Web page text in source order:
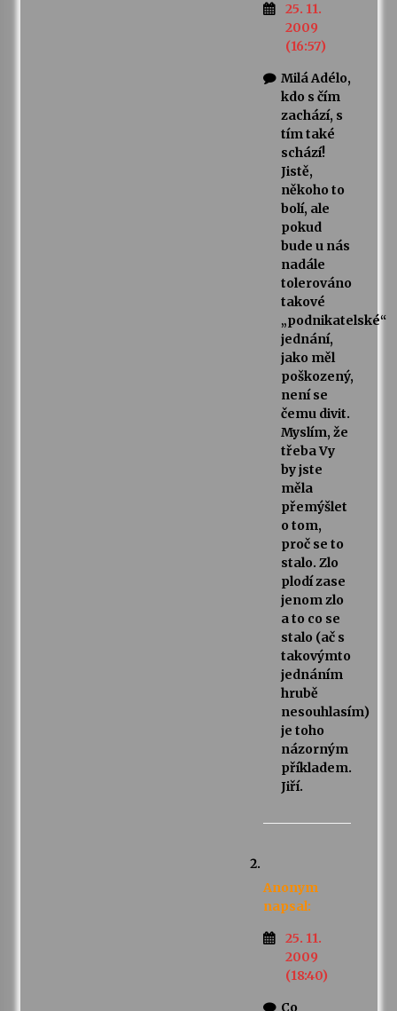
25. 11.
2009
(16:57)
Milá Adélo,
kdo s čím
zachází, s
tím také
schází!
Jistě,
někoho to
bolí, ale
pokud
bude u nás
nadále
tolerováno
takové
„podnikatelské“
jednání,
jako měl
poškozený,
není se
čemu divit.
Myslím, že
třeba Vy
by jste
měla
přemýšlet
o tom,
proč se to
stalo. Zlo
plodí zase
jenom zlo
a to co se
stalo (ač s
takovýmto
jednáním
hrubě
nesouhlasím)
je toho
názorným
příkladem.
Jiří.
Anonym
napsal:
25. 11.
2009
(18:40)
Co